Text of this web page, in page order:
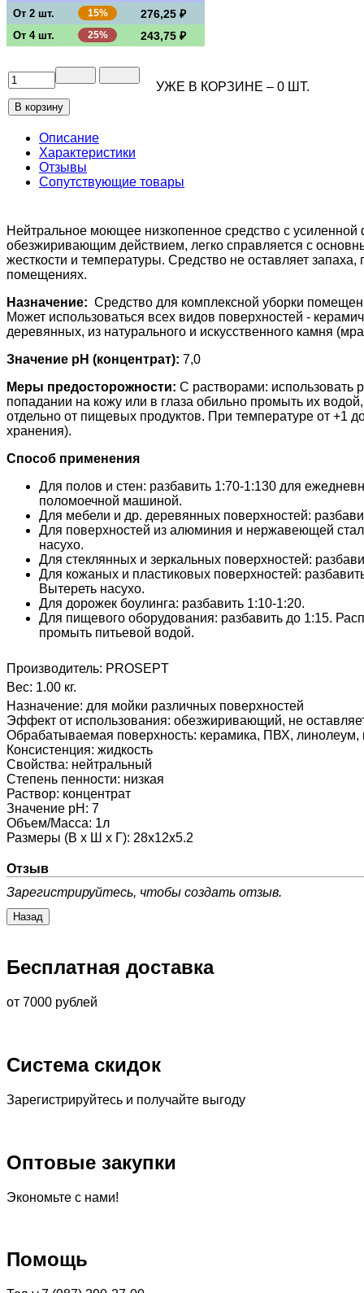
От 2 шт. 15% 276,25 ₽
От 4 шт. 25% 243,75 ₽
УЖЕ В КОРЗИНЕ – 0 ШТ.
Описание
Характеристики
Отзывы
Сопутствующие товары
Нейтральное моющее низкопенное средство с
обезжиривающим действием, легко справляется с
жесткости и температуры. Средство не оставляет
помещениях.
Назначение: Средство для комплексной уборки
Может использоваться всех видов поверхностей -
деревянных, из натурального и искусственного камня
Значение pH (концентрат): 7,0
Меры предосторожности: С растворами: использовать
попадании на кожу или в глаза обильно промыть их
отдельно от пищевых продуктов. При температуре от
хранения).
Способ применения
Для полов и стен: разбавить 1:70-1:130 для
поломоечной машиной.
Для мебели и др. деревянных поверхностей:
Для поверхностей из алюминия и нержавеющей
насухо.
Для стеклянных и зеркальных поверхностей:
Для кожаных и пластиковых поверхностей:
Вытереть насухо.
Для дорожек боулинга: разбавить 1:10-1:20.
Для пищевого оборудования: разбавить до 1:15.
промыть питьевой водой.
Производитель: PROSEPT
Вес: 1.00 кг.
Назначение: для мойки различных поверхностей
Эффект от использования: обезжиривающий, не
Обрабатываемая поверхность: керамика, ПВХ, линолеум,
Консистенция: жидкость
Свойства: нейтральный
Степень пенности: низкая
Раствор: концентрат
Значение pH : 7
Объем/Масса: 1л
Размеры (В х Ш х Г): 28х12х5.2
Отзыв
Зарегистрируйтесь, чтобы создать отзыв.
Бесплатная доставка
от 7000 рублей
Система скидок
Зарегистрируйтесь и получайте выгоду
Оптовые закупки
Экономьте с нами!
Помощь